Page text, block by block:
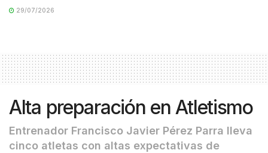
29/07/2026
Alta preparación en Atletismo
Entrenador Francisco Javier Pérez Parra lleva
cinco atletas con altas expectativas de